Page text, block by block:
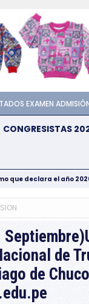
EXAMEN
CONGRESISTAS
que declara el año
de
de